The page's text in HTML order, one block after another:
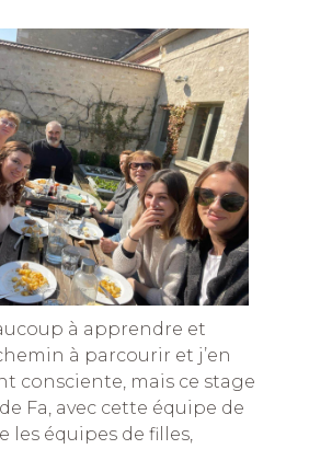
à apprendre et
à parcourir et j’en
consciente, mais ce stage
Fa, avec cette équipe de
les équipes de filles,